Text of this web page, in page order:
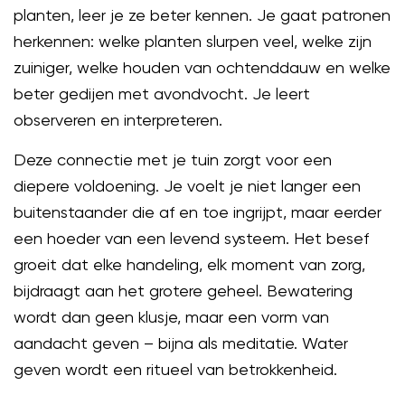
planten, leer je ze beter kennen. Je gaat patronen
herkennen: welke planten slurpen veel, welke zijn
zuiniger, welke houden van ochtenddauw en welke
beter gedijen met avondvocht. Je leert
observeren en interpreteren.
Deze connectie met je tuin zorgt voor een
diepere voldoening. Je voelt je niet langer een
buitenstaander die af en toe ingrijpt, maar eerder
een hoeder van een levend systeem. Het besef
groeit dat elke handeling, elk moment van zorg,
bijdraagt aan het grotere geheel. Bewatering
wordt dan geen klusje, maar een vorm van
aandacht geven – bijna als meditatie. Water
geven wordt een ritueel van betrokkenheid.